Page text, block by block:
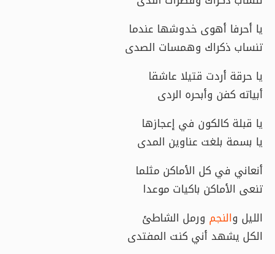
يا أحرفا أهوى خدوشها عندما
تنساب ذكراك وهمسات الصدى
يا حرقة أردت قتيلا عاشقا
أبياته كفن وأبحره الردى
يا قبلة كالكون في إعجازها
يا بسمة بلغت عناوين المدى
أنعاني في كل الأماكن مثلما
تنعى الأماكن باكيات موعدا
الليل والنجم ورمل الشاطئ
الكل يشهد أني كنت المفتدى